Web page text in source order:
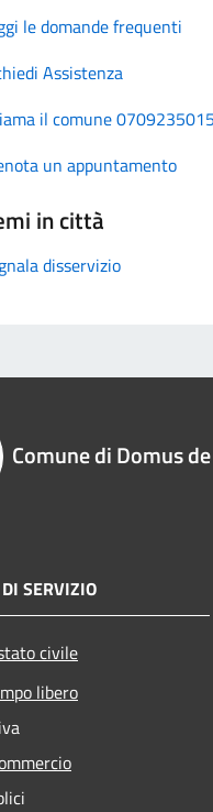
le domande frequenti
Assistenza
il comune 0709235015
un appuntamento
in città
disservizio
Comune di Domus
SERVIZIO
civile
libero